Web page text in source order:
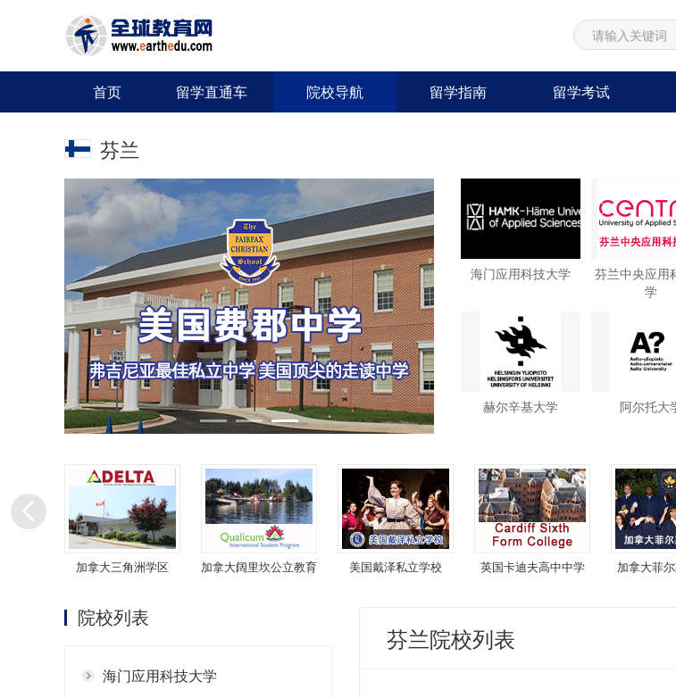
首页 留学直通车 院校导航 留学指南 留学考试
芬兰
海门应用科技大学
芬兰中央应用
学
赫尔辛基大学 阿尔托大
加拿大三角洲学区
加拿大阔里坎公立教育
美国戴泽私立学校 英国卡迪夫高中中学 加拿大菲
院校列表
海门应用科技大学
芬兰院校列表